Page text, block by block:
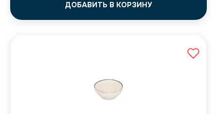
ДОБАВИТЬ В КОРЗИНУ